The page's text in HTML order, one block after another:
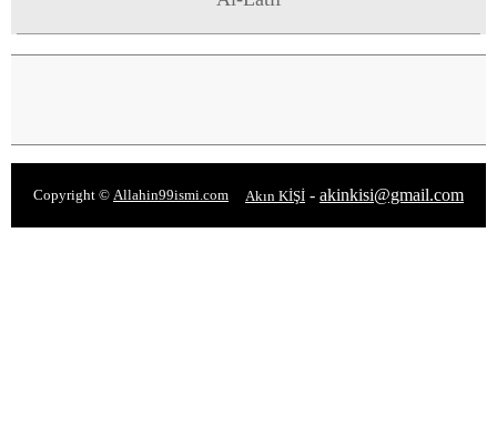
Copyright © Allahin99ismi.com Akın KİŞİ - akinkisi@gmail.com